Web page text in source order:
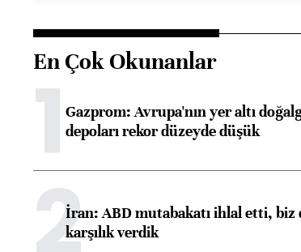
En Çok Okunanlar
1Gazprom: Avrupa'nın yer altı
depoları rekor düzeyde düşük
2İran: ABD mutabakatı ihlal etti, biz
karşılık verdik